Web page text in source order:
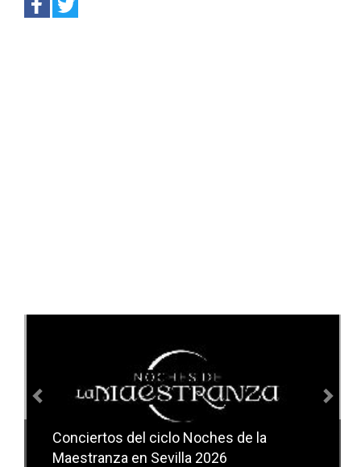
Conciertos del ciclo Noches de la
Maestranza en Sevilla 2026
Conciertos del ciclo Candlelight en
Sevilla